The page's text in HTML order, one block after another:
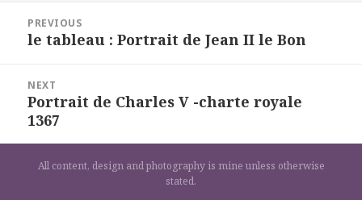
l’article
PREVIOUS
Previous
le tableau : Portrait de Jean II le Bon
NEXT
Next
post:
Portrait de Charles V -charte royale
1367
All content, design and photography is mine unless otherwise
stated.